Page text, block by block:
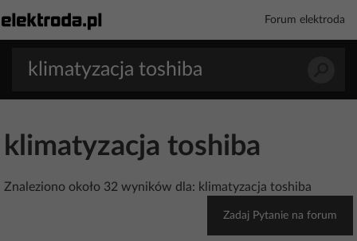
Forum elektroda
klimatyzacja toshiba
Znaleziono około 32 wyników dla: klimatyzacja toshiba
Zadaj Pytanie na forum